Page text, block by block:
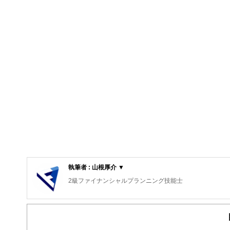
執筆者 : 山根厚介 ▼
2級ファイナンシャルプランニング技能士